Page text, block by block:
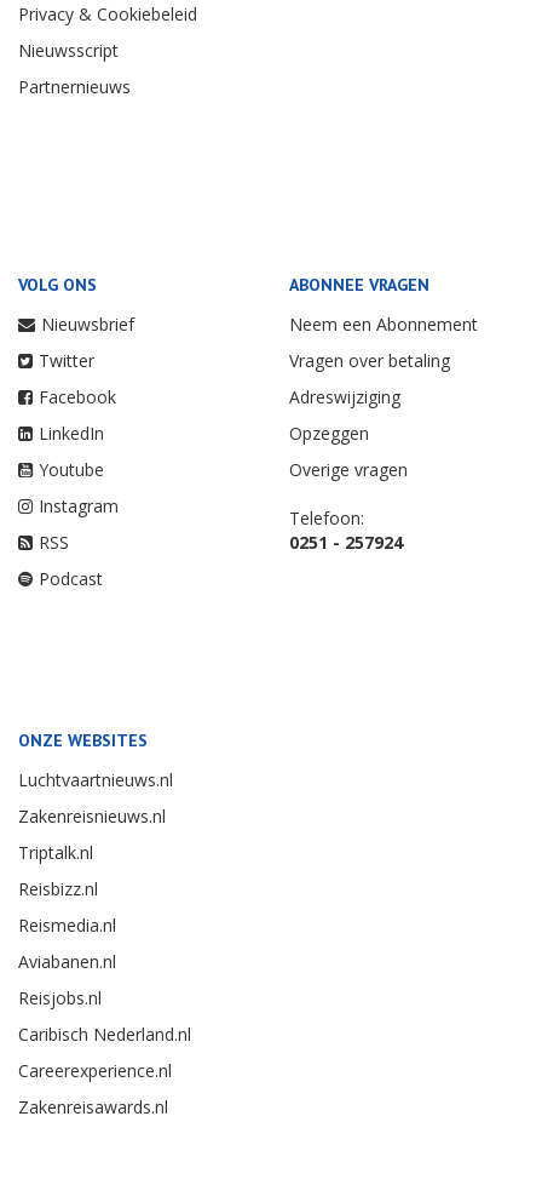
Privacy & Cookiebeleid
Nieuwsscript
Partnernieuws
VOLG ONS
Nieuwsbrief
Twitter
Facebook
LinkedIn
Youtube
Instagram
RSS
Podcast
ABONNEE VRAGEN
Neem een Abonnement
Vragen over betaling
Adreswijziging
Opzeggen
Overige vragen
Telefoon:
0251 - 257924
ONZE WEBSITES
Luchtvaartnieuws.nl
Zakenreisnieuws.nl
Triptalk.nl
Reisbizz.nl
Reismedia.nl
Aviabanen.nl
Reisjobs.nl
Caribisch Nederland.nl
Careerexperience.nl
Zakenreisawards.nl